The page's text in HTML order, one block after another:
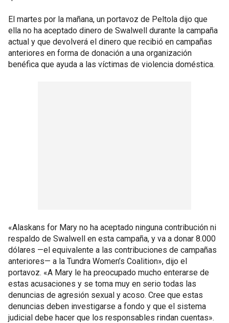
El martes por la mañana, un portavoz de Peltola dijo que
ella no ha aceptado dinero de Swalwell durante la campaña
actual y que devolverá el dinero que recibió en campañas
anteriores en forma de donación a una organización
benéfica que ayuda a las víctimas de violencia doméstica.
«Alaskans for Mary no ha aceptado ninguna contribución ni
respaldo de Swalwell en esta campaña, y va a donar 8.000
dólares —el equivalente a las contribuciones de campañas
anteriores— a la Tundra Women’s Coalition», dijo el
portavoz. «A Mary le ha preocupado mucho enterarse de
estas acusaciones y se toma muy en serio todas las
denuncias de agresión sexual y acoso. Cree que estas
denuncias deben investigarse a fondo y que el sistema
judicial debe hacer que los responsables rindan cuentas».